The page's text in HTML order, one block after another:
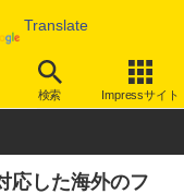
Translate
検索 Impressサイト
応した海外のフ